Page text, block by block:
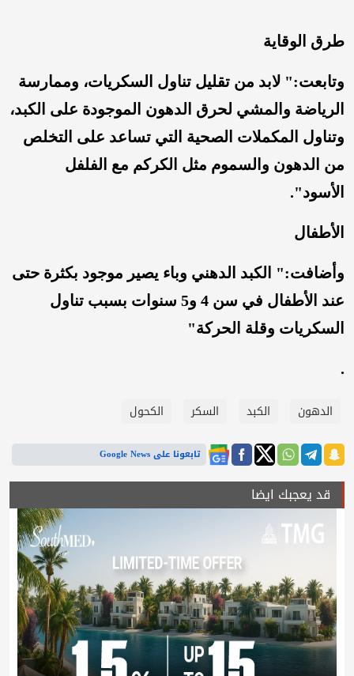
طرق الوقاية
وتابعت:" لابد من تقليل تناول السكريات، وممارسة
الرياضة والمشي لحرق الدهون الموجودة على الكبد،
وتناول المكملات الصحية التي تساعد على التخلص
من الدهون والسموم مثل الكركم مع الفلفل
الأسود".
الأطفال
وأضافت:" الكبد الدهني وباء يصير موجود بكثرة حتى
عند الأطفال في سن 4 و5 سنوات بسبب تناول
السكريات وقلة الحركة"
.
الدهون الكبد السكر الكحول
تابعونا على Google News
قد يعجبك ايضا